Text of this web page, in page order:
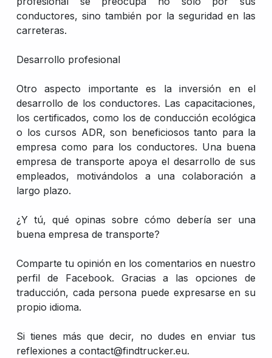
conductores, sino también por la seguridad en las
carreteras.
Desarrollo profesional
Otro aspecto importante es la inversión en el
desarrollo de los conductores. Las capacitaciones,
los certificados, como los de conducción ecológica
o los cursos ADR, son beneficiosos tanto para la
empresa como para los conductores. Una buena
empresa de transporte apoya el desarrollo de sus
empleados, motivándolos a una colaboración a
largo plazo.
¿Y tú, qué opinas sobre cómo debería ser una
buena empresa de transporte?
Comparte tu opinión en los comentarios en nuestro
perfil de Facebook. Gracias a las opciones de
traducción, cada persona puede expresarse en su
propio idioma.
Si tienes más que decir, no dudes en enviar tus
reflexiones a contact@findtrucker.eu.